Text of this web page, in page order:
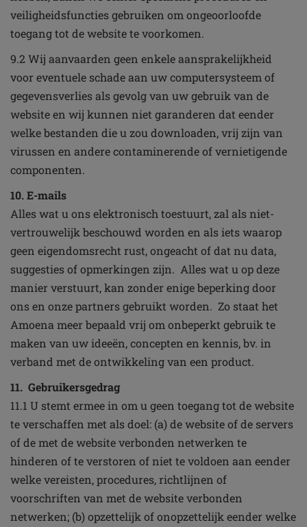
veiligheidsfuncties gebruiken om ongeoorloofde
toegang tot de website te voorkomen.
9.2 Wij aanvaarden geen enkele aansprakelijkheid
voor eventuele schade aan uw computersysteem of
gegevensverlies als gevolg van uw gebruik van de
website en wij kunnen niet garanderen dat eender
welke bestanden die u zou downloaden, vrij zijn van
virussen en andere contaminerende of vernietigende
componenten.
10. E-mails
Alles wat u ons elektronisch toestuurt, zal als niet-
vertrouwelijk beschouwd worden en als iets waarop
geen eigendomsrecht rust, ongeacht of dat nu data,
suggesties of opmerkingen zijn. Alles wat u op deze
manier verstuurt, kan zonder enige beperking door
ons en onze partners gebruikt worden. Zo staat het
Amoena meer bepaald vrij om onbeperkt gebruik te
maken van uw ideeën, concepten en kennis, bv. in
verband met de ontwikkeling van een product.
11. Gebruikersgedrag
11.1 U stemt ermee in om u geen toegang tot de website
te verschaffen met als doel: (a) de website of de servers
of de met de website verbonden netwerken te
hinderen of te verstoren of niet te voldoen aan eender
welke vereisten, procedures, richtlijnen of
voorschriften van met de website verbonden
netwerken; (b) opzettelijk of onopzettelijk eender welke